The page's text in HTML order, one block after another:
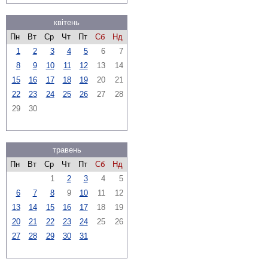
квітень
Пн
Вт Ср Чт Пт Сб
Нд
1
2 3 4 5 6
7
8
9 10 11 12 13
14
15
16 17 18 19 20
21
22
23 24 25 26 27
28
29
30
травень
Пн
Вт Ср Чт Пт Сб
Нд
1
2 3 4
5
6
7 8 9 10 11
12
13
14 15 16 17 18
19
20
21 22 23 24 25
26
27
28 29 30 31